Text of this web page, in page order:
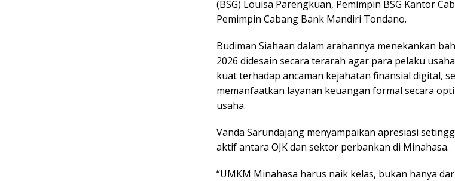
(BSG) Louisa Parengkuan, Pemimpin BSG Kantor
Pemimpin Cabang Bank Mandiri Tondano.
Budiman Siahaan dalam arahannya menekankan
2026 didesain secara terarah agar para pelaku
kuat terhadap ancaman kejahatan finansial digital,
memanfaatkan layanan keuangan formal secara
usaha.
Vanda Sarundajang menyampaikan apresiasi
aktif antara OJK dan sektor perbankan di Minahasa.
“UMKM Minahasa harus naik kelas, bukan hanya